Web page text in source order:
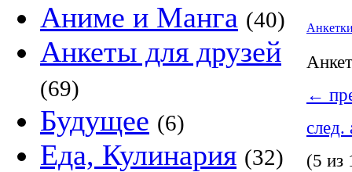
Аниме и Манга (40)
Анкеты для друзей
(69)
Будущее (6)
Еда, Кулинария (32)
←
след.
(5 из